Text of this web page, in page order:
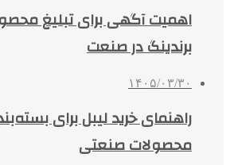
اهمیت آگهی برای تبلیغ
برندینگ در صنعت
۱۴۰۵/۰۳/۳۰
راهنمای خرید لیبل برای
محصولات صنعتی